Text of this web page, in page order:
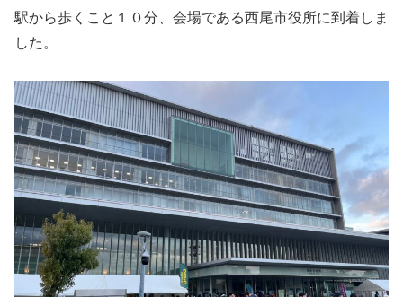
駅から歩くこと１０分、会場である西尾市役所に到着しま
した。